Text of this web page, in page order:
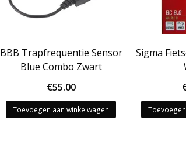
BBB Trapfrequentie Sensor
Blue Combo Zwart
€55.00
Toevoegen aan winkelwagen
Sigma